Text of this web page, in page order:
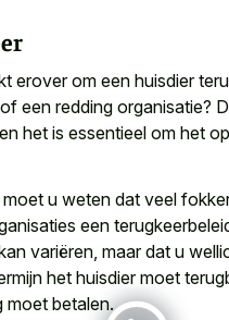
erover om een huisdier
een redding organisatie?
het is essentieel om het
u weten dat veel
een
variëren, maar dat u
het huisdier moet
moet betalen.